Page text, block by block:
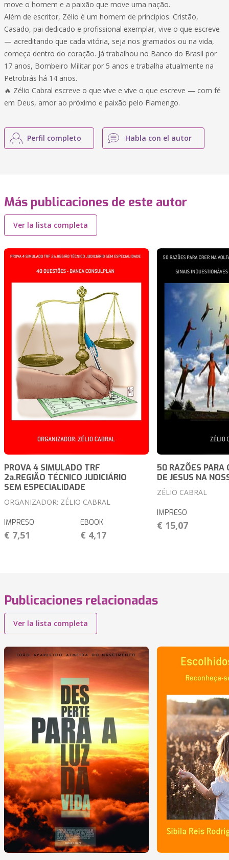
move o homem e a paixão que move uma nação.
Além de escritor, Zélio é um homem de princípios. Cristão,
Casado, pai dedicado e profissional exemplar, vive o que escreve
— acreditando que cada vitória, seja nos gramados ou na vida,
começa dentro do coração. Já trabalhou no Banco do Brasil por
17 anos, Bombeiro Militar por 5 anos e trabalha atualmente na
Petrobrás há 14 anos.
🔥 Zélio Cabral escreve o que vive e vive o que escreve — com fé
em Deus, amor ao próximo e paixão pelo Flamengo.
Perfil completo Habla con el autor
Más publicaciones de este autor
Ver la lista completa
PROVA 4 SIMULADO TRF
2a.REGIÃO TÉCNICO JUDICIÁRIO
SEM ESPECIALIDADE
ORGANIZADOR: ZÉLIO CABRAL
IMPRESO
€ 7,51
EBOOK
€ 4,17
50 RAZÕES PARA
DE JESUS NA
ZÉLIO CABRAL
IMPRESO
€ 15,07
Publicaciones relacionadas
Ver la lista completa